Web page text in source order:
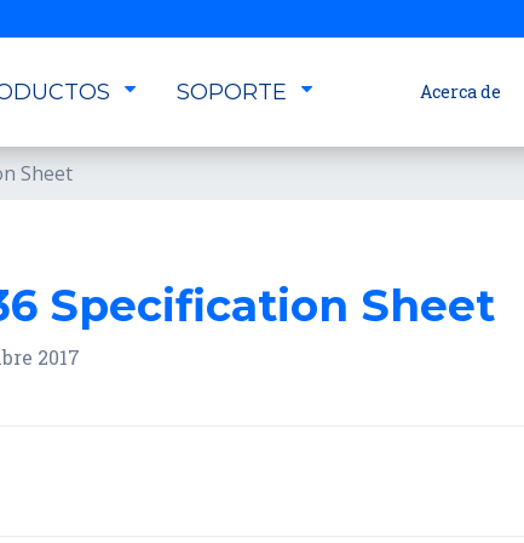
SOPORTE Acerca de
Sheet
Specification Sheet
2017